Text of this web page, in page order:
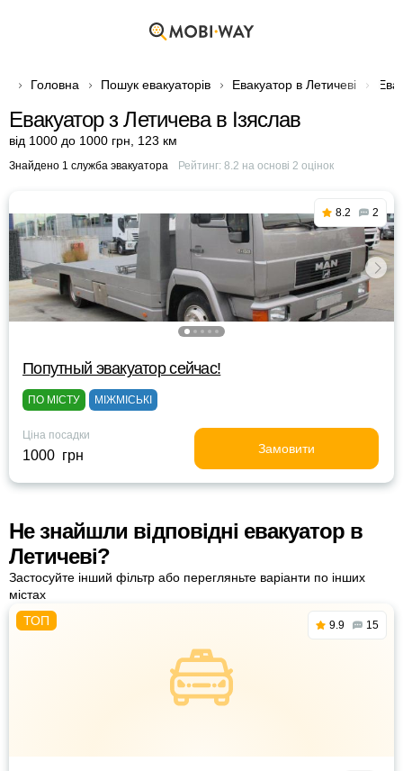
Головна Пошук евакуаторів Евакуатор в Летичеві
Евакуатор з Летичева в Ізяслав
від 1000 до 1000 грн 123 км
Знайдено 1 служба эвакуатора Рейтинг: 8.2 на основі 2 оцінок
8.2 2
Попутный эвакуатор сейчас!
ПО МІСТУ МІЖМІСЬКІ
Ціна посадки
1000 грн Замовити
Не знайшли відповідні евакуатор в
Летичеві?
Застосуйте інший фільтр або перегляньте варіанти по інших
містах
9.9 15